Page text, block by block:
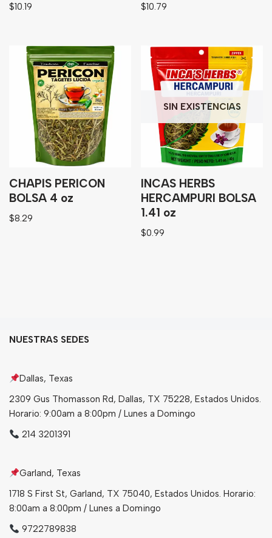
$10.19 $10.79
CHAPIS PERICON
BOLSA 4 oz
$8.29
SIN EXISTENCIAS
INCAS HERBS
HERCAMPURI BOLSA
1.41 oz
$0.99
NUESTRAS SEDES
Dallas, Texas
2309 Gus Thomasson Rd, Dallas, TX 75228, Estados Unidos.
Horario: 9:00am a 8:00pm / Lunes a Domingo
214 3201391
Garland, Texas
1718 S First St, Garland, TX 75040, Estados Unidos. Horario:
8:00am a 8:00pm / Lunes a Domingo
9722789838